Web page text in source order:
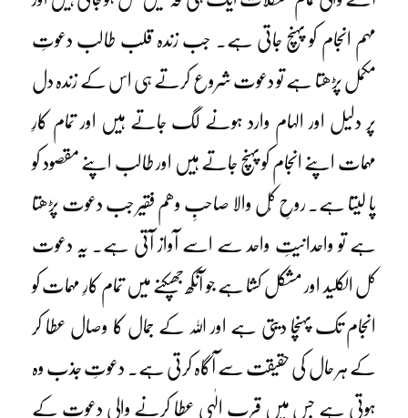
مہم انجام کو پہنچ جاتی ہے۔ جب زندہ قلب طالب دعوتِ
مکمل پڑھتا ہے تو دعوت شروع کرتے ہی اس کے زندہ دل
پر دلیل اور الہام وارد ہونے لگ جاتے ہیں اور تمام کارِ
مہمات اپنے انجام کو پہنچ جاتے ہیں اور طالب اپنے مقصود کو
پا لیتا ہے۔ روحِ کُل والا صاحبِ وھم فقیر جب دعوت پڑھتا
ہے تو واحدانیتِ واحد سے اسے آواز آتی ہے۔ یہ دعوت
کل الکلید اور مشکل کشا ہے جو آنکھ جھپکنے میں تمام کارِ مہمات کو
انجام تک پہنچا دیتی ہے اور اللہ کے جمال کا وصال عطا کر
کے ہر حال کی حقیقت سے آگاہ کرتی ہے۔ دعوتِ جذب وہ
ہوتی ہے جس میں قربِ الٰہی عطا کرنے والی دعوت کے